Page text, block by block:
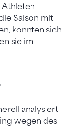
Saison mit
konnten sich
sie im
analysiert
wegen des